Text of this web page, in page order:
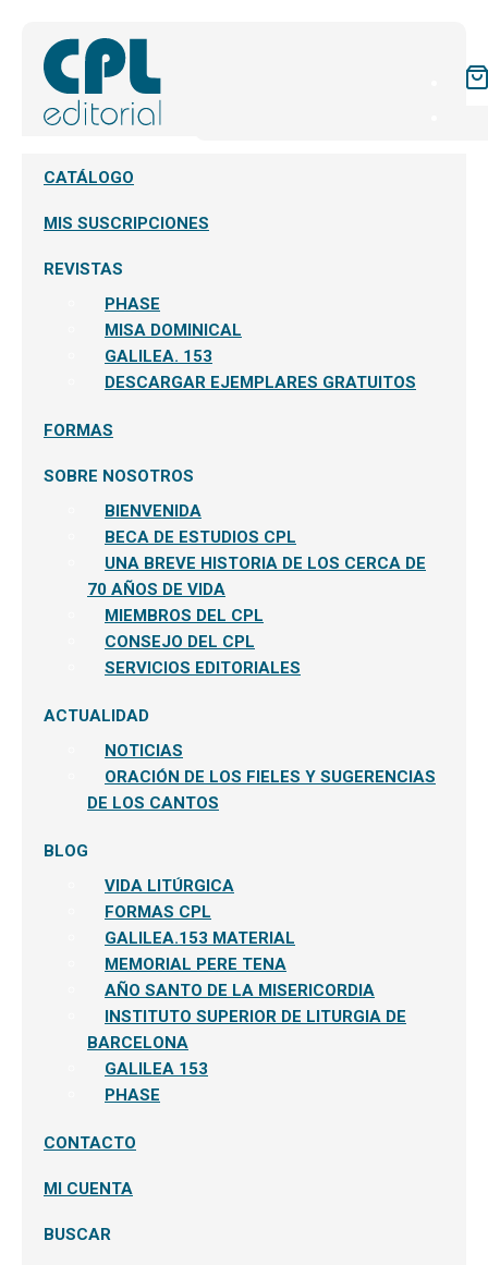
CATÁLOGO
MIS SUSCRIPCIONES
REVISTAS
PHASE
MISA DOMINICAL
GALILEA. 153
DESCARGAR EJEMPLARES GRATUITOS
FORMAS
SOBRE NOSOTROS
BIENVENIDA
BECA DE ESTUDIOS CPL
UNA BREVE HISTORIA DE LOS CERCA DE
70 AÑOS DE VIDA
MIEMBROS DEL CPL
CONSEJO DEL CPL
SERVICIOS EDITORIALES
ACTUALIDAD
NOTICIAS
ORACIÓN DE LOS FIELES Y SUGERENCIAS
DE LOS CANTOS
BLOG
VIDA LITÚRGICA
FORMAS CPL
GALILEA.153 MATERIAL
MEMORIAL PERE TENA
AÑO SANTO DE LA MISERICORDIA
INSTITUTO SUPERIOR DE LITURGIA DE
BARCELONA
GALILEA 153
PHASE
CONTACTO
MI CUENTA
BUSCAR